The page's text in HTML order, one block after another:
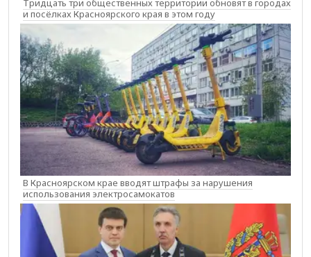
Тридцать три общественных территории обновят в городах
и посёлках Красноярского края в этом году
В Красноярском крае вводят штрафы за нарушения
использования электросамокатов